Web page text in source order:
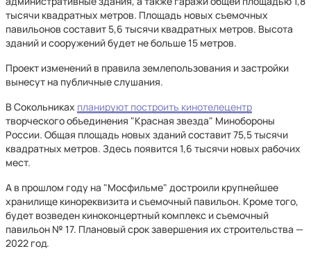
тысячи квадратных метров. Площадь новых съемочных
павильонов составит 5,6 тысячи квадратных метров. Высота
зданий и сооружений будет не больше 15 метров.
Проект изменений в правила землепользования и застройки
вынесут на публичные слушания.
В Сокольниках планируют построить кинотелецентр
творческого объединения "Красная звезда" Минобороны
России. Общая площадь новых зданий составит 75,5 тысячи
квадратных метров. Здесь появится 1,6 тысячи новых рабочих
мест.
А в прошлом году на "Мосфильме" достроили крупнейшее
хранилище кинореквизита и съемочный павильон. Кроме того,
будет возведен киноконцертный комплекс и съемочный
павильон № 17. Плановый срок завершения их строительства —
2022 год.